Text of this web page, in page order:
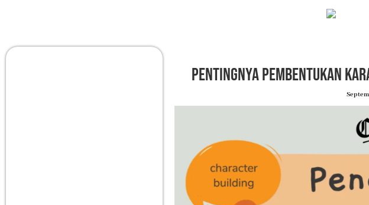
Pentingnya Pembentukan